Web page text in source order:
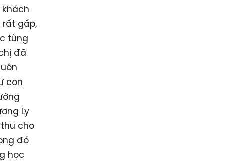
gấp,
tùng
đã
con
Ly
cho
đó
học